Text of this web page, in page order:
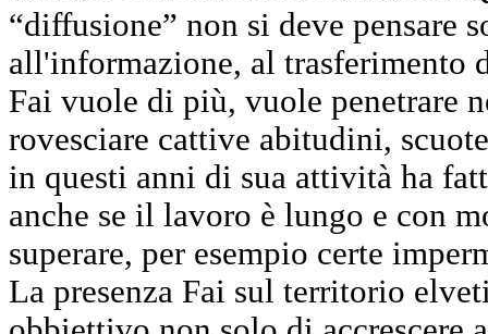
“diffusione” non si deve pensare
all'informazione, al trasferimento
Fai vuole di più, vuole penetrare
rovesciare cattive abitudini,
in questi anni di sua attività ha
anche se il lavoro è lungo e con
superare, per esempio certe
La presenza Fai sul territorio